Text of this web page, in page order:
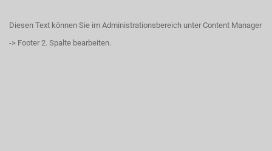
Diesen Text können Sie im Administrationsbereich unter Content Manager
-> Footer 2. Spalte bearbeiten.